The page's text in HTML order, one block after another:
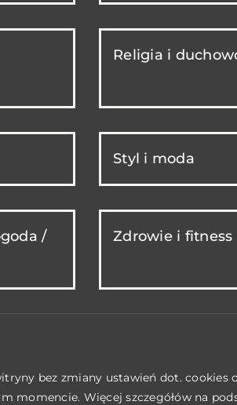
Religia i
Styl i moda
/
Zdrowie i fitness
bez zmiany ustawień dot. cookies
momencie. Więcej szczegółów na